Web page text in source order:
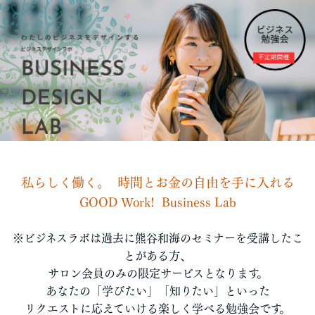
私らしく働く。 時間とお金の自由を手に入れる
GOOD Work! Business Lab
※ビジネスラボは過去に熊谷和海のセミナーを受講したこ
とがある方、
サロン会員のみの限定サービスとなります。
あなたの「学びたい」「知りたい」といった
リクエストに応えていける楽しく学べる勉強会です。